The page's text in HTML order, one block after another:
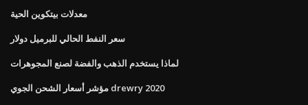
معدلات بيتكوين الحية
سعر النفط الحالي للبرميل دولار
لماذا يستخدم الذهب والفضة لصنع المجوهرات
مؤشر أسعار الشحن الجوي drewry 2020